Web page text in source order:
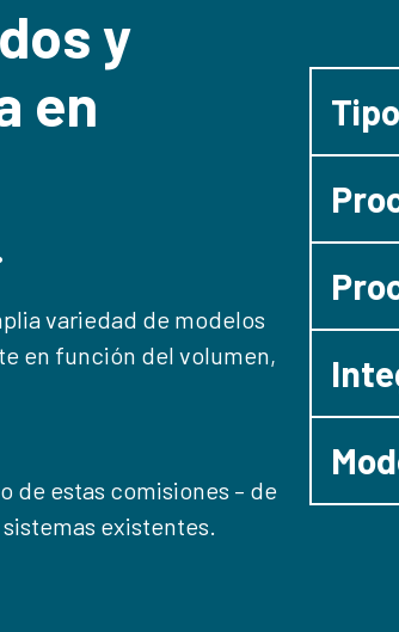
y
en
variedad de modelos
en función del volumen,
de estas comisiones – de
existentes.